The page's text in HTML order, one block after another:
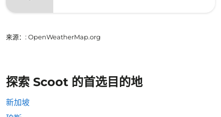
来源： : OpenWeatherMap.org
探索 Scoot 的首选目的地
新加坡